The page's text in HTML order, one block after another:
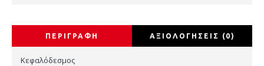
ΠΕΡΙΓΡΑΦΉ ΑΞΙΟΛΟΓΉΣΕΙΣ (0)
Κεφαλόδεσμος